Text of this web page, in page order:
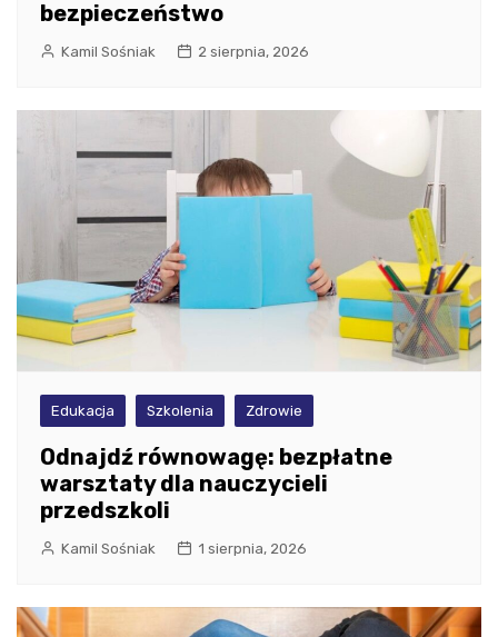
bezpieczeństwo
Kamil Sośniak 2 sierpnia, 2026
Edukacja Szkolenia Zdrowie
Odnajdź równowagę: bezpłatne
warsztaty dla nauczycieli
przedszkoli
Kamil Sośniak 1 sierpnia, 2026